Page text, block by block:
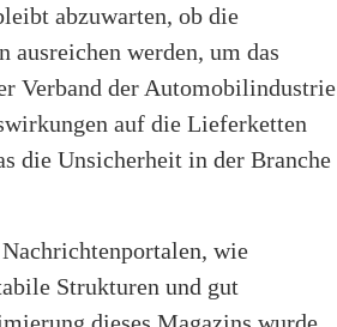
abzuwarten, ob die
ausreichen werden, um das
Verband der Automobilindustrie
auf die Lieferketten
die Unsicherheit in der Branche
wie
Strukturen und gut